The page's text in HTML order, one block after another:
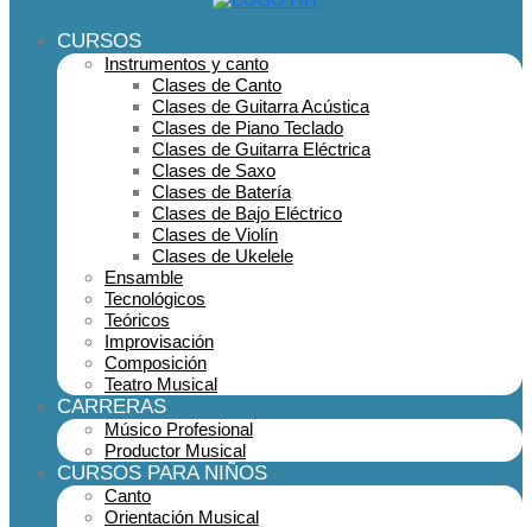
CURSOS
Instrumentos y canto
Clases de Canto
Clases de Guitarra Acústica
Clases de Piano Teclado
Clases de Guitarra Eléctrica
Clases de Saxo
Clases de Batería
Clases de Bajo Eléctrico
Clases de Violín
Clases de Ukelele
Ensamble
Tecnológicos
Teóricos
Improvisación
Composición
Teatro Musical
CARRERAS
Músico Profesional
Productor Musical
CURSOS PARA NIÑOS
Canto
Orientación Musical